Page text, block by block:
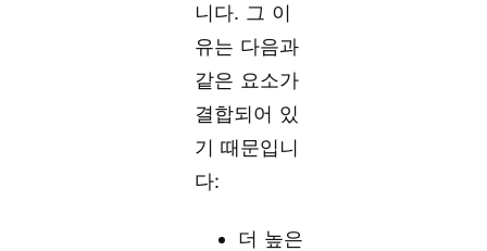
니다. 그 이
유는 다음과
같은 요소가
결합되어 있
기 때문입니
다:
더 높은